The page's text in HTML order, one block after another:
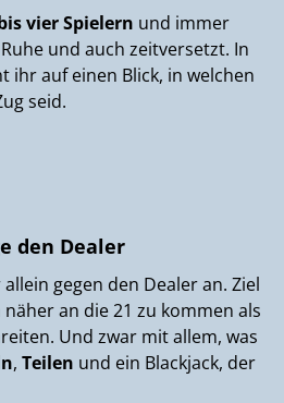
vier Spielern und immer
und auch zeitversetzt. In
ihr auf einen Blick, in welchen
seid.
den Dealer
gegen den Dealer an. Ziel
an die 21 zu kommen als
Und zwar mit allem, was
, Teilen und ein Blackjack, der